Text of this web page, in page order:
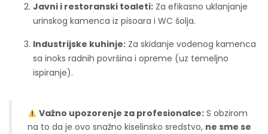
Javni i restoranski toaleti: Za efikasno uklanjanje
urinskog kamenca iz pisoara i WC šolja.
Industrijske kuhinje: Za skidanje vodenog kamenca
sa inoks radnih površina i opreme (uz temeljno
ispiranje).
Važno upozorenje za profesionalce:S obzirom
na to da je ovo snažno kiselinsko sredstvo, ne sme se